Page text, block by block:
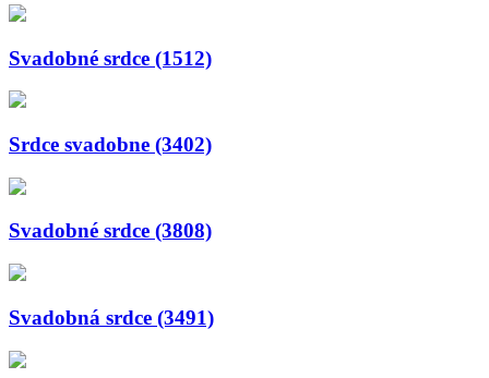
Svadobné srdce (1512)
Srdce svadobne (3402)
Svadobné srdce (3808)
Svadobná srdce (3491)